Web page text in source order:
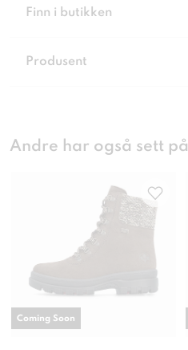
Finn i butikken
Produsent
Andre har også sett på
Coming Soon